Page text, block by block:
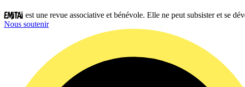
est une revue associative et bénévole. Elle ne peut subsister et se
Nous soutenir